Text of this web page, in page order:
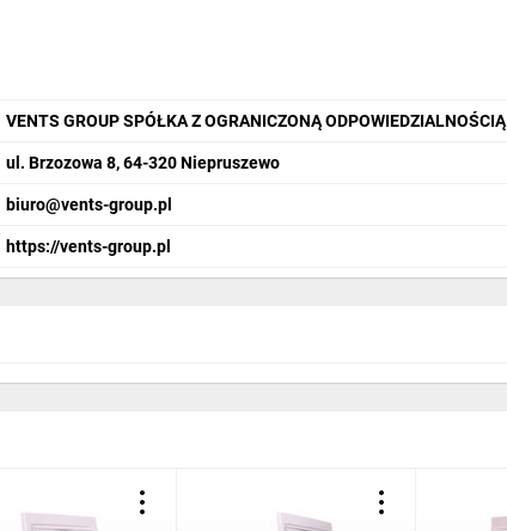
VENTS GROUP SPÓŁKA Z OGRANICZONĄ ODPOWIEDZIALNOŚCIĄ
ul. Brzozowa 8, 64-320 Niepruszewo
biuro@vents-group.pl
https://vents-group.pl